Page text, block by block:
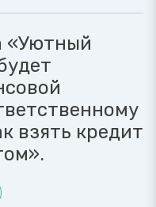
«Уютный
взять кредит